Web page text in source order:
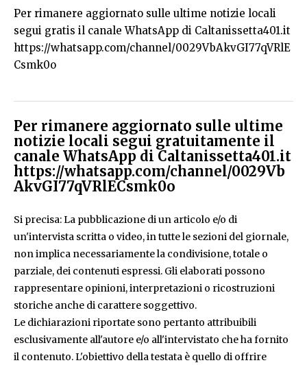
Per rimanere aggiornato sulle ultime notizie locali
segui gratis il canale WhatsApp di Caltanissetta401.it
https://whatsapp.com/channel/0029VbAkvGI77qVRlE
Csmk0o
Per rimanere aggiornato sulle ultime
notizie locali segui gratuitamente il
canale WhatsApp di Caltanissetta401.it
https://whatsapp.com/channel/0029Vb
AkvGI77qVRlECsmk0o
Si precisa: La pubblicazione di un articolo e/o di
un'intervista scritta o video, in tutte le sezioni del giornale,
non implica necessariamente la condivisione, totale o
parziale, dei contenuti espressi. Gli elaborati possono
rappresentare opinioni, interpretazioni o ricostruzioni
storiche anche di carattere soggettivo.
Le dichiarazioni riportate sono pertanto attribuibili
esclusivamente all'autore e/o all'intervistato che ha fornito
il contenuto. L'obiettivo della testata è quello di offrire